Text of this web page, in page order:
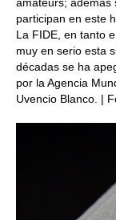
participan en este
La FIDE, en tanto
muy en serio esta
décadas se ha
por la Agencia
Uvencio Blanco. |